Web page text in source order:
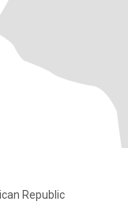
Republic